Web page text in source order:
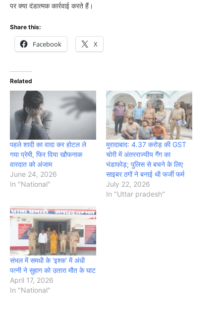
पर क्या दंडात्मक कार्रवाई करते हैं।
Share this:
Facebook X
Related
पहले शादी का वादा कर होटल ले
गया प्रेमी, फिर दिया खौफनाक
वारदात को अंजाम
June 24, 2026
In "National"
मुरादाबाद: 4.37 करोड़ की GST
चोरी में अंतरराज्यीय गैंग का
भंडाफोड़; पुलिस से बचने के लिए
साइबर ठगों ने बनाई थी फर्जी फर्म
July 22, 2026
In "Uttar pradesh"
संभल में समधी के ‘इश्क’ में अंधी
पत्नी ने सुहाग को उतारा मौत के घाट
April 17, 2026
In "National"